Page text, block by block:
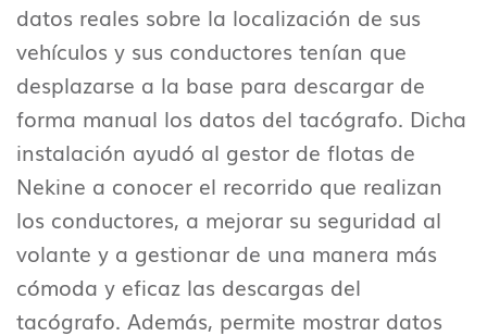
datos reales sobre la localización de sus
vehículos y sus conductores tenían que
desplazarse a la base para descargar de
forma manual los datos del tacógrafo. Dicha
instalación ayudó al gestor de flotas de
Nekine a conocer el recorrido que realizan
los conductores, a mejorar su seguridad al
volante y a gestionar de una manera más
cómoda y eficaz las descargas del
tacógrafo. Además, permite mostrar datos